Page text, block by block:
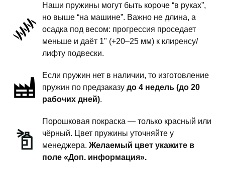
пружины
передней
дюйм
комфорт
Наши пружины могут быть короче “в руках”,
но выше “на машине”. Важно не длина, а
осадка под весом: прогрессия проседает
меньше и даёт 1" (+20–25 мм) к клиренсу/
лифту подвески.
Если пружин нет в наличии, то изготовление
пружин по предзаказу до 4 недель (до 20
рабочих дней).
Порошковая покраска — только красный или
чёрный. Цвет пружины уточняйте у
менеджера. Желаемый цвет укажите в
поле «Доп. информация».